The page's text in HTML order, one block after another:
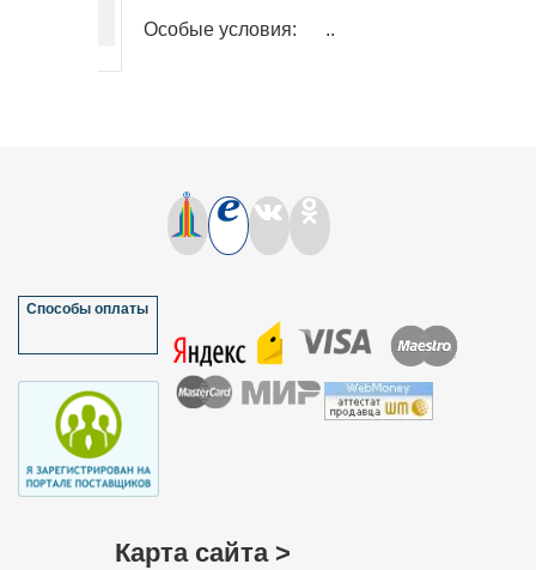
Особые условия: ..
Способы оплаты
Карта сайта >